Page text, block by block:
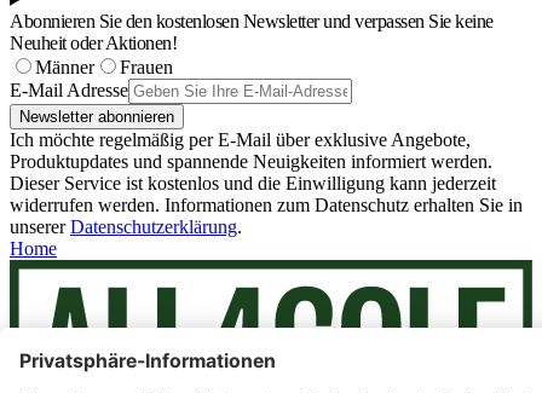
Abonnieren Sie den kostenlosen Newsletter und verpassen Sie keine
Neuheit oder Aktionen!
Männer
Frauen
E-Mail Adresse
Newsletter abonnieren
Ich möchte regelmäßig per E-Mail über exklusive Angebote,
Produktupdates und spannende Neuigkeiten informiert werden.
Dieser Service ist kostenlos und die Einwilligung kann jederzeit
widerrufen werden. Informationen zum Datenschutz erhalten Sie in
unsererDatenschutzerklärung.
Home